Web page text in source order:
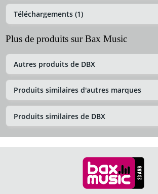
Téléchargements (1)
Plus de produits sur Bax Music
Autres produits de DBX
Produits similaires d'autres marques
Produits similaires de DBX